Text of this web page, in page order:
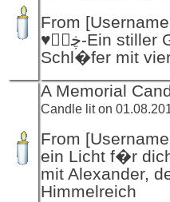
From
♥ڿڰۣ-Ein stiller Gru� zu deinem Gedenktag Karin
A Memorial
Candle lit on
From
ein Licht f�r
mit Alexander,
Himmelreich